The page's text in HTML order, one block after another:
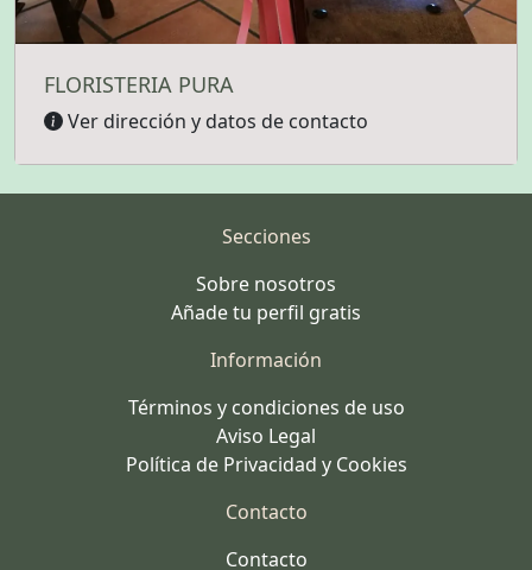
FLORISTERIA PURA
Ver dirección y datos de contacto
Secciones
Sobre nosotros
Añade tu perfil gratis
Información
Términos y condiciones de uso
Aviso Legal
Política de Privacidad y Cookies
Contacto
Contacto